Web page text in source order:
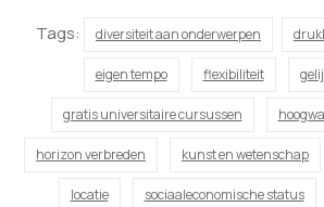
Tags:
diversiteit aan onderwerpen
eigen tempo flexibiliteit
gratis universitaire cursussen
horizon verbreden kunst en wetenschap
locatie sociaaleconomische status